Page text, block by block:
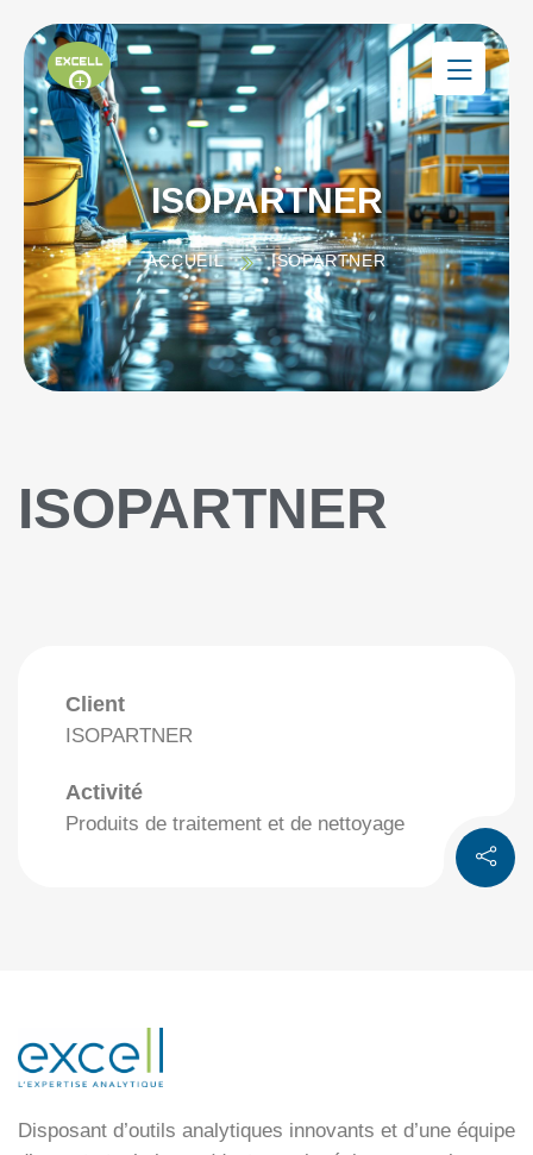
ISOPARTNER
ACCUEIL ISOPARTNER
ISOPARTNER
Client
ISOPARTNER
Activité
Produits de traitement et de nettoyage
Disposant d’outils analytiques innovants et d’une équipe